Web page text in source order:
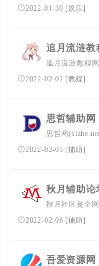
2022-01-30 [娱乐]
追月流涟教
追月流涟教程
软件,QQ技术,
2022-02-02 [教程]
思哲辅助网
思哲网
资讯网站源码
2022-02-05 [辅助]
秋月辅助论
秋月社区是全
辅助,技术活动,
2022-02-06 [辅助]
吾爱资源网